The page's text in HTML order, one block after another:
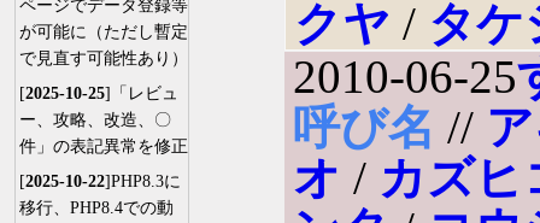
ページでデータ登録等
が可能に（ただし暫定
で見直す可能性あり）
[2025-10-25]「レビュ
ー、攻略、改造、〇
件」の表記異常を修正
[2025-10-22]PHP8.3に
移行、PHP8.4での動
クヤ / タケ
2010-06-25
呼び名 //
オ / カズヒ